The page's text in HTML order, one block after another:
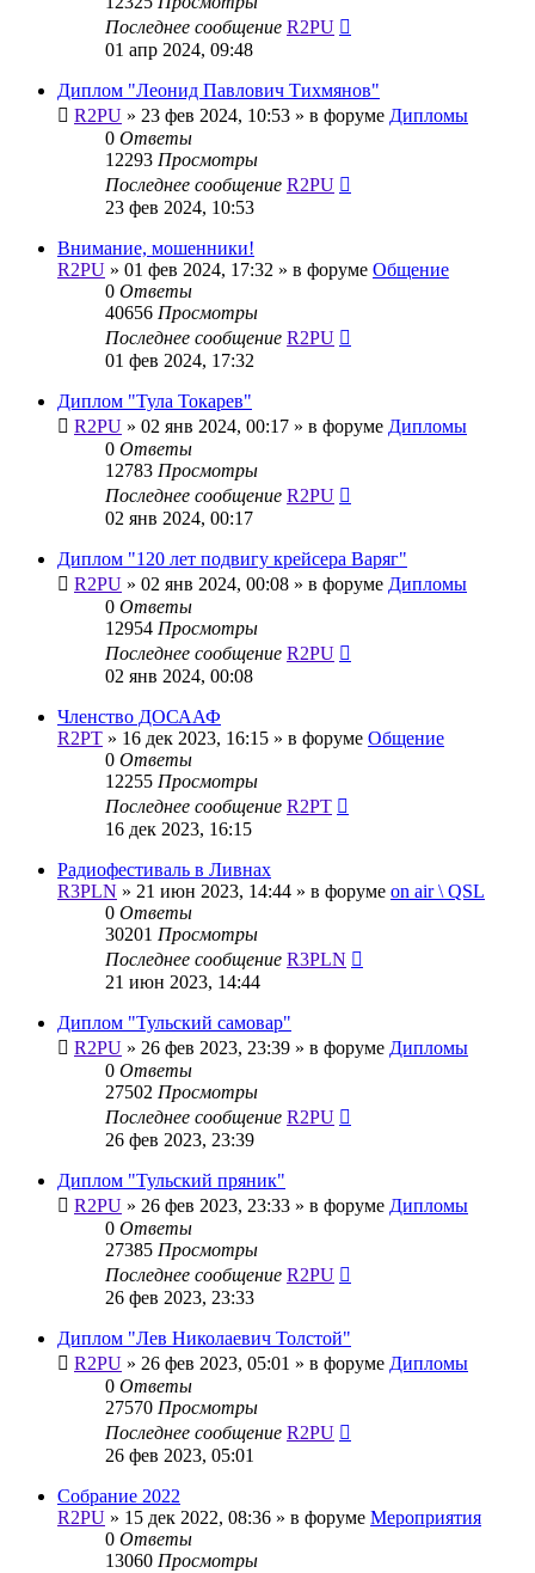
Последнее сообщение R2PU
01 апр 2024, 09:48
Диплом "Леонид Павлович Тихмянов"
R2PU » 23 фев 2024, 10:53 » в форуме Дипломы
0 Ответы
12293 Просмотры
Последнее сообщение R2PU
23 фев 2024, 10:53
Внимание, мошенники!
R2PU » 01 фев 2024, 17:32 » в форуме Общение
0 Ответы
40656 Просмотры
Последнее сообщение R2PU
01 фев 2024, 17:32
Диплом "Тула Токарев"
R2PU » 02 янв 2024, 00:17 » в форуме Дипломы
0 Ответы
12783 Просмотры
Последнее сообщение R2PU
02 янв 2024, 00:17
Диплом "120 лет подвигу крейсера Варяг"
R2PU » 02 янв 2024, 00:08 » в форуме Дипломы
0 Ответы
12954 Просмотры
Последнее сообщение R2PU
02 янв 2024, 00:08
Членство ДОСААФ
R2PT » 16 дек 2023, 16:15 » в форуме Общение
0 Ответы
12255 Просмотры
Последнее сообщение R2PT
16 дек 2023, 16:15
Радиофестиваль в Ливнах
R3PLN » 21 июн 2023, 14:44 » в форуме on air \ QSL
0 Ответы
30201 Просмотры
Последнее сообщение R3PLN
21 июн 2023, 14:44
Диплом "Тульский самовар"
R2PU » 26 фев 2023, 23:39 » в форуме Дипломы
0 Ответы
27502 Просмотры
Последнее сообщение R2PU
26 фев 2023, 23:39
Диплом "Тульский пряник"
R2PU » 26 фев 2023, 23:33 » в форуме Дипломы
0 Ответы
27385 Просмотры
Последнее сообщение R2PU
26 фев 2023, 23:33
Диплом "Лев Николаевич Толстой"
R2PU » 26 фев 2023, 05:01 » в форуме Дипломы
0 Ответы
27570 Просмотры
Последнее сообщение R2PU
26 фев 2023, 05:01
Собрание 2022
R2PU » 15 дек 2022, 08:36 » в форуме Мероприятия
0 Ответы
13060 Просмотры